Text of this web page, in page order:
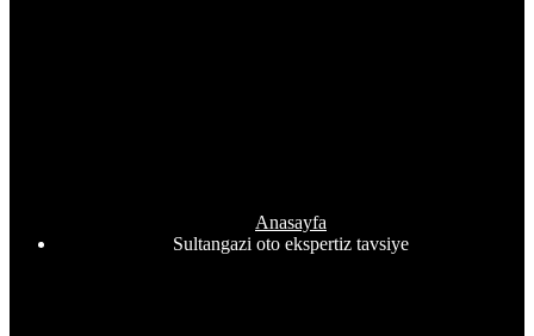
Anasayfa
Sultangazi oto ekspertiz tavsiye